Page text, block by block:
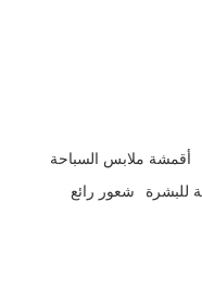
أقمشة ملابس السباحة
للبشرة شعور رائع